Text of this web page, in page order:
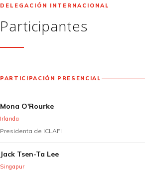
DELEGACIÓN INTERNACIONAL
Participantes
PARTICIPACIÓN PRESENCIAL
Mona O'Rourke
Irlanda
Presidenta de ICLAFI
Jack Tsen-Ta Lee
Singapur